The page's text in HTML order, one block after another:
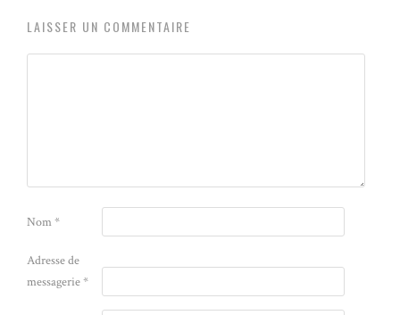
LAISSER UN COMMENTAIRE
Nom*
Adresse de
messagerie*